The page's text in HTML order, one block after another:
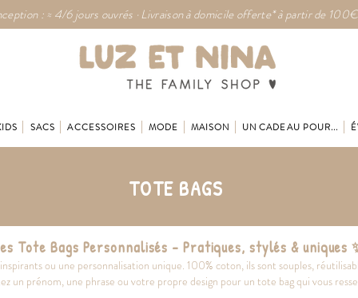
: ≈ 4/6 jours ouvrés · Livraison à domicile offerte* à partir de
SACS ACCESSOIRES MODE MAISON UN CADEAU POUR...
TOTE BAGS
Tote Bags Personnalisés – Pratiques, stylés & uniques
ou une personnalisation unique. 100% coton, ils sont souples,
un prénom, une phrase ou votre propre design pour un tote bag qui vous